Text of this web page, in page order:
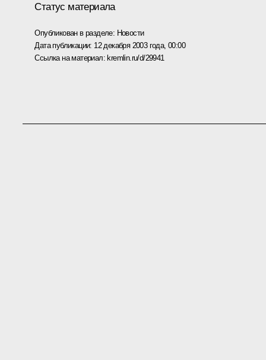
Статус материала
Опубликован в разделе: Новости
Дата публикации: 12 декабря 2003 года, 00:00
Ссылка на материал:kremlin.ru/d/29941